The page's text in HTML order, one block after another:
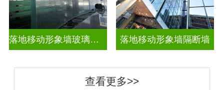
落地移动形象墙玻璃屏风隔断 落地移动形象墙隔断墙
查看更多>>